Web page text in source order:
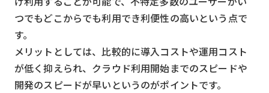
つでもどこからでも利用でき利便性の高いという点で
す。
メリットとしては、比較的に導入コストや運用コスト
が低く抑えられ、クラウド利用開始までのスピードや
開発のスピードが早いというのがポイントです。